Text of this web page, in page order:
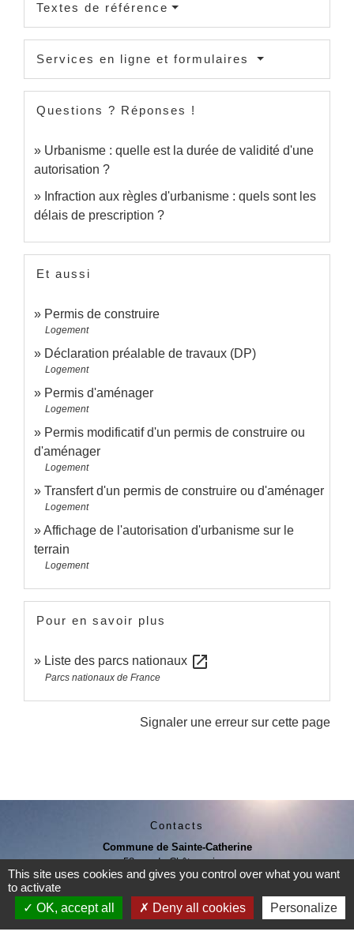
Textes de référence
Services en ligne et formulaires
Questions ? Réponses !
Urbanisme : quelle est la durée de validité d'une
autorisation ?
Infraction aux règles d'urbanisme : quels sont les
délais de prescription ?
Et aussi
Permis de construire
Logement
Déclaration préalable de travaux (DP)
Logement
Permis d'aménager
Logement
Permis modificatif d'un permis de construire ou
d'aménager
Logement
Transfert d'un permis de construire ou d'aménager
Logement
Affichage de l'autorisation d'urbanisme sur le
terrain
Logement
Pour en savoir plus
Liste des parcs nationaux open_in_new
Parcs nationaux de France
Signaler une erreur sur cette page
Contacts
Commune de Sainte-Catherine
58 rue de Châteauvieux
69440 Sainte-Catherine - FRANCE
Contact par formulaire
This site uses cookies and gives you control over what you want
to activate
OK, accept all
Deny all cookies Personalize